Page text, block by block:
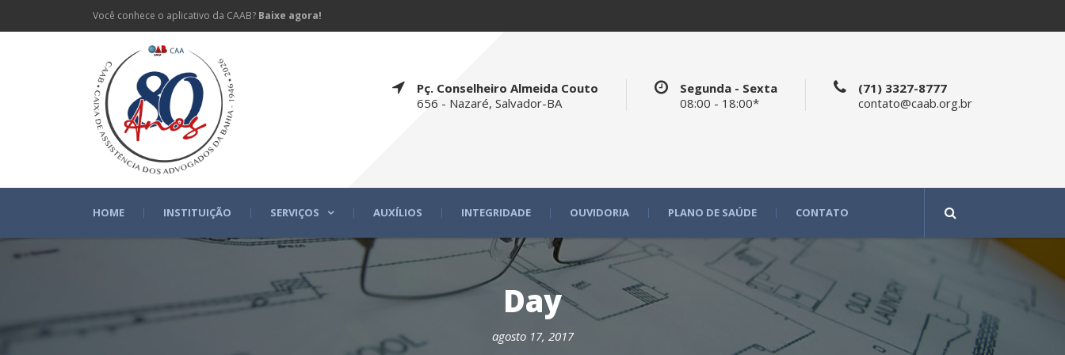
Você conhece o aplicativo da CAAB? Baixe agora!
Pç. Conselheiro Almeida Couto
656 - Nazaré, Salvador-BA
Segunda - Sexta
08:00 - 18:00*
(71) 3327-8777
contato@caab.org.br
HOME INSTITUIÇÃO SERVIÇOS AUXÍLIOS INTEGRIDADE OUVIDORIA PLANO DE SAÚDE CONTATO
Day
agosto 17, 2017